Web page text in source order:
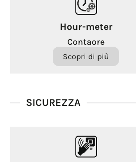
Hour-meter
Contaore
Scopri di più
SICUREZZA